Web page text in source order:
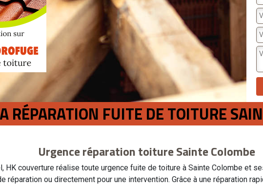
RÉPARATION FUITE DE TOITURE
Urgence réparation toiture Sainte Colombe
HK couverture réalise toute urgence fuite de toiture à Sainte Colombe et
réparation ou directement pour une intervention. Grâce à une réparation